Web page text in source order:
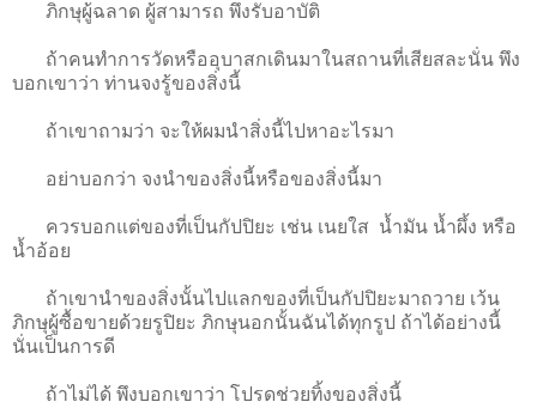
ภิกษุผู้ฉลาด ผู้สามารถ พึงรับอาบัติ
ถ้าคนทำการวัดหรืออุบาสกเดินมาในสถานที่เสียสละนั่น พึง
บอกเขาว่า ท่านจงรู้ของสิ่งนี้
ถ้าเขาถามว่า จะให้ผมนำสิ่งนี้ไปหาอะไรมา
อย่าบอกว่า จงนำของสิ่งนี้หรือของสิ่งนี้มา
ควรบอกแต่ของที่เป็นกัปปิยะ เช่น เนยใส น้ำมัน น้ำผึ้ง หรือ
น้ำอ้อย
ถ้าเขานำของสิ่งนั้นไปแลกของที่เป็นกัปปิยะมาถวาย เว้น
ภิกษุผู้ซื้อขายด้วยรูปิยะ ภิกษุนอกนั้นฉันได้ทุกรูป ถ้าได้อย่างนี้
นั่นเป็นการดี
ถ้าไม่ได้ พึงบอกเขาว่า โปรดช่วยทิ้งของสิ่งนี้